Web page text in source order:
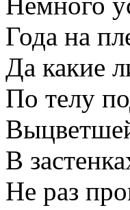
Года на
Да какие
По телу
В
Не раз